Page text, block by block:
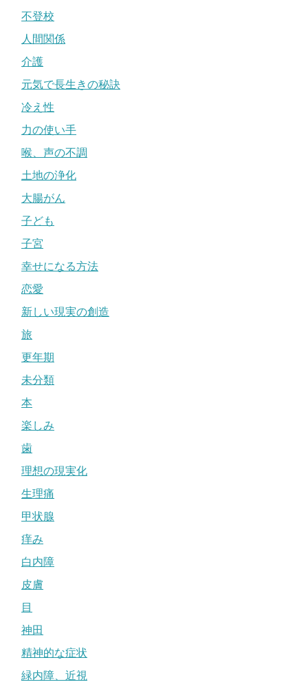
不登校
人間関係
介護
元気で長生きの秘訣
冷え性
力の使い手
喉、声の不調
土地の浄化
大腸がん
子ども
子宮
幸せになる方法
恋愛
新しい現実の創造
旅
更年期
未分類
本
楽しみ
歯
理想の現実化
生理痛
甲状腺
痒み
白内障
皮膚
目
神田
精神的な症状
緑内障、近視